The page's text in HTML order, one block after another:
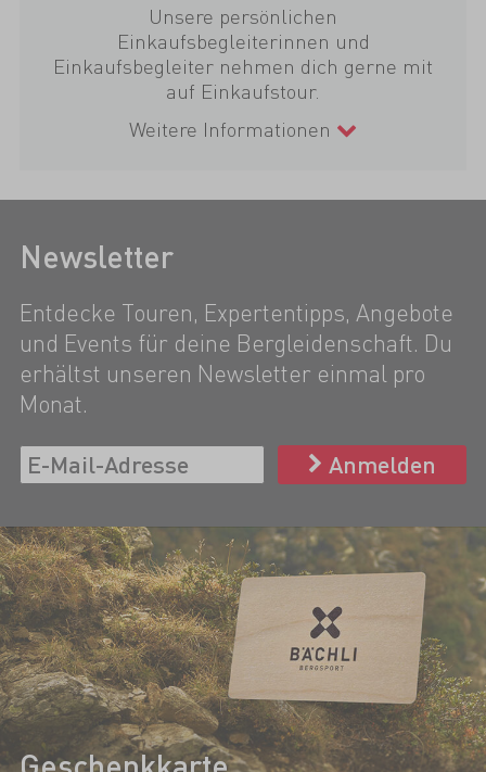
Unsere persönlichen
Einkaufsbegleiterinnen und
Einkaufsbegleiter nehmen dich gerne mit
auf Einkaufstour.
Weitere Informationen
Newsletter
Entdecke Touren, Expertentipps, Angebote
und Events für deine Bergleidenschaft. Du
erhältst unseren Newsletter einmal pro
Monat.
Anmelden